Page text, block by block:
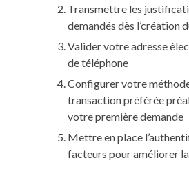
Transmettre les
demandés dès l’création
Valider votre adresse
de téléphone
Configurer votre
transaction préférée
votre première demande
Mettre en place
facteurs pour améliorer